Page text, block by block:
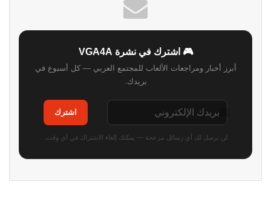
🎮 اشترك في نشرة VGA4A
أبرز أخبار ومراجعات الألعاب للمجتمع العربي — كل أسبوع في
بريدك.
اشترك
لن نرسل لك أي رسائل مزعجة — يمكنك إلغاء الاشتراك في أي وقت.